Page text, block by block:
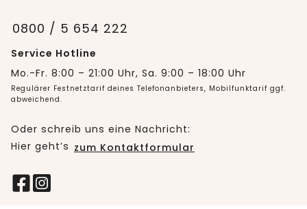
0800 / 5 654 222
Service Hotline
Mo.-Fr. 8:00 – 21:00 Uhr, Sa. 9:00 – 18:00 Uhr
Regulärer Festnetztarif deines Telefonanbieters, Mobilfunktarif ggf.
abweichend.
Oder schreib uns eine Nachricht:
Hier geht’s zum Kontaktformular